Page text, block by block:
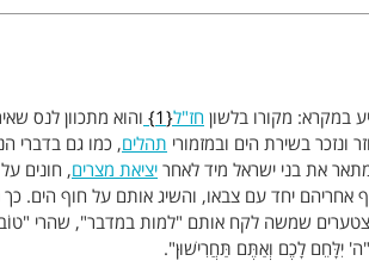
במקרא: מקורו בלשון חז"ל 1
והוא מתכוון לנס
ונזכר בשירת הים ובמזמורי תהלים, כמו גם בדברי
את בני ישראל מיד לאחר יציאת מצרים, חונים
אחריהם יחד עם צבאו, והשיג אותם על חוף הים. כך
שמשה לקח אותם "למות במדבר", שהרי
יִלָּחֵם לָכֶם וְאַתֶּם תַּחֲרִישׁוּן".